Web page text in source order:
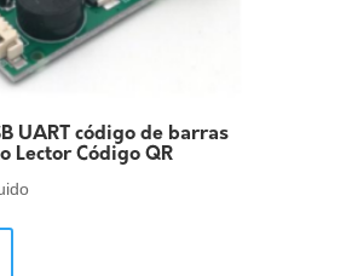
UART código de barras
Lector Código QR